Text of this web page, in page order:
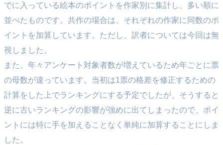
でに入っている絵本のポイントを作家別に集計し、多い順に
並べたものです。共作の場合は、それぞれの作家に同数のポ
イントを加算しています。ただし、訳者については今回は無
視しました。
また、年々アンケート対象者数が増えているため年ごとに票
の母数が違っています。当初は1票の格差を修正するための
計算をした上でランキングにする予定でしたが、そうすると
逆に古いランキングの影響が強めに出てしまったので、ポイ
ントには特に手を加えることなく単純に加算することにしま
した。